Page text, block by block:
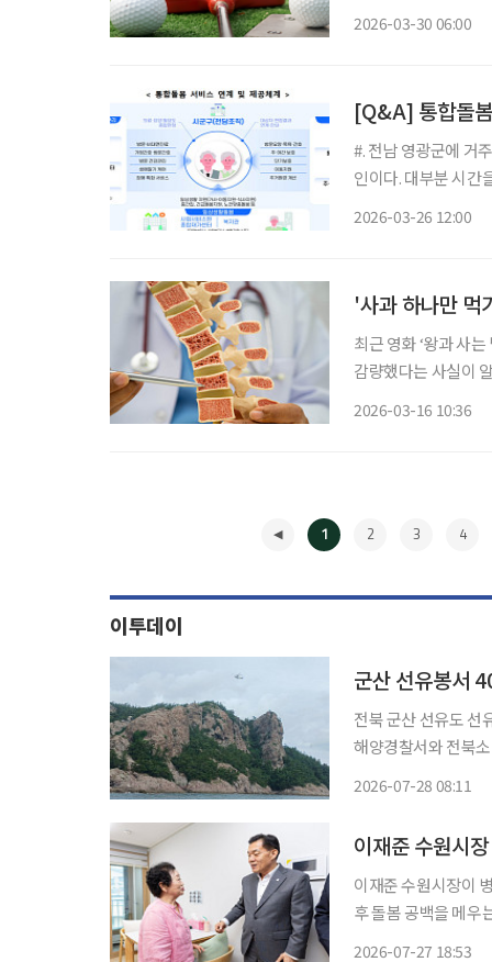
2026-03-30 06:00
[Q&A] 통합돌
#. 전남 영광군에 거
인이다. 대부분 시간
2026-03-26 12:00
'사과 하나만 먹
최근 영화 ‘왕과 사
감량했다는 사실이
2026-03-16 10:36
1 2 3 4
이투데이
군산 선유봉서
전북 군산 선유도 선유
해양경찰서와 전북
2026-07-28 08:11
이재준 수원시
이재준 수원시장이
후 돌봄 공백을 메우는 '새빛돌
2026-07-27 18:53